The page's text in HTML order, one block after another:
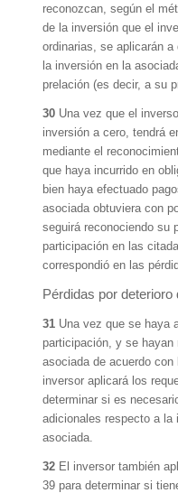
reconozcan, según el
de la inversión que el
ordinarias, se aplicarán
la inversión en la
prelación (es decir, a su
30 Una vez que el
inversión a cero, tendrá
mediante el
que haya incurrido en
bien haya efectuado
asociada obtuviera con
seguirá reconociendo su
participación en las
correspondió en las
Pérdidas por deterioro
31 Una vez que se haya
participación, y se
asociada de acuerdo
inversor aplicará los
determinar si es
adicionales respecto a la
asociada.
32 El inversor también
39 para determinar si